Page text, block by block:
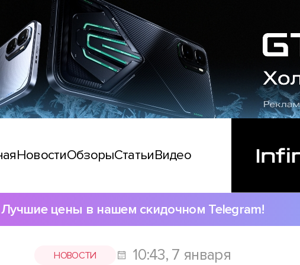
НовостиОбзорыСтатьиВидео
Лучшие цены в нашем скидочном Telegram!
НОВОСТИ 10:43, 7 января